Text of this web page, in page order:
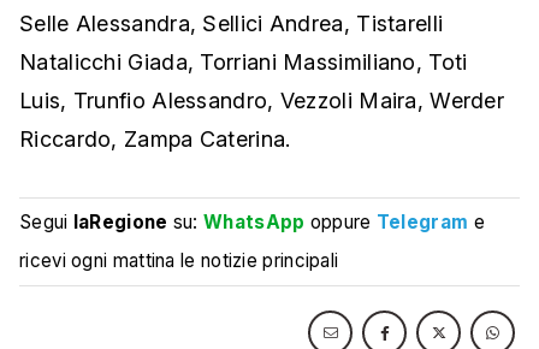
Selle Alessandra, Sellici Andrea, Tistarelli
Natalicchi Giada, Torriani Massimiliano, Toti
Luis, Trunfio Alessandro, Vezzoli Maira, Werder
Riccardo, Zampa Caterina.
Segui laRegione su:WhatsApp oppure Telegram e
ricevi ogni mattina le notizie principali